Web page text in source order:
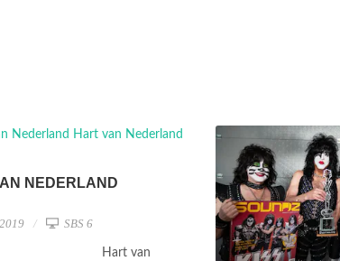
NEDERLAND
SBS 6
Hart van